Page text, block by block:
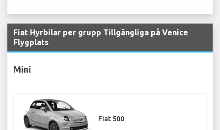
Fiat Hyrbilar per grupp Tillgängliga på Venice
Flygplats
Mini
Fiat 500